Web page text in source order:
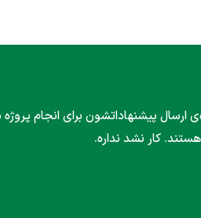
ارسال پیشنهاداتشون برای انجام
کار نشد نداره.